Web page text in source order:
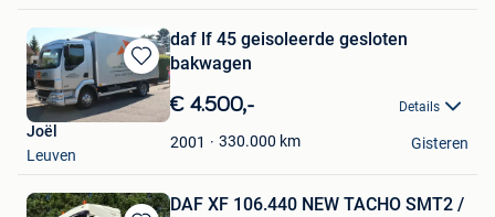
Bewaren
in
Mijn
Favorieten
daf lf 45 geisoleerde gesloten
bakwagen
€ 4.500,- Details
2001 330.000 km
Joël
Leuven
Gisteren
DAF XF 106.440 NEW TACHO SMT2 /